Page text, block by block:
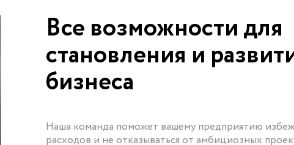
Все возможности для
становления и
бизнеса
Наша команда поможет вашему предприятию
расходов и не отказываться от амбициозных